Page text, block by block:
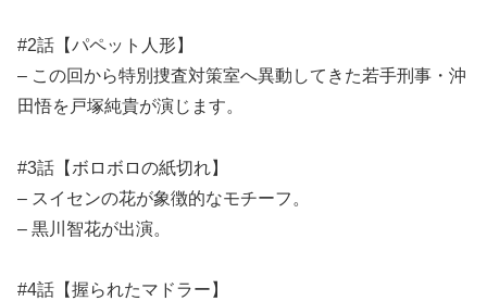
#2話【パペット人形】
– この回から特別捜査対策室へ異動してきた若手刑事・沖
田悟を戸塚純貴が演じます。
#3話【ボロボロの紙切れ】
– スイセンの花が象徴的なモチーフ。
– 黒川智花が出演。
#4話【握られたマドラー】